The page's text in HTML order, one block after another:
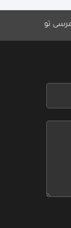
Avolta تطلق 15 متجر في مطارات تونس